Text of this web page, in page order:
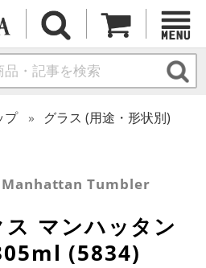
プ
グラス (用途・形状別)
Tumbler
マンハッタン
(5834)